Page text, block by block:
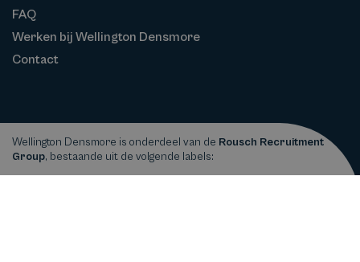
FAQ
Werken bij Wellington Densmore
Contact
Wellington Densmore is onderdeel van de Rousch Recruitment
Group, bestaande uit de volgende labels: